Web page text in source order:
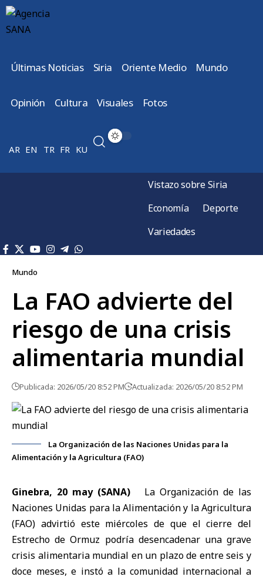
Últimas Noticias Siria Oriente Medio Mundo
Opinión Cultura Visuales Fotos
AR EN TR FR KU
Vistazo sobre Siria
Economía
Deporte
Variedades
Mundo
La FAO advierte del
riesgo de una crisis
alimentaria mundial
Publicada: 2026/05/20 8:52 PM Actualizada: 2026/05/20 8:52 PM
La Organización de las Naciones Unidas para la
Alimentación y la Agricultura (FAO)
Ginebra, 20 may (SANA) La Organización de las
Naciones Unidas para la Alimentación y la Agricultura
(FAO) advirtió este miércoles de que el cierre del
Estrecho de Ormuz podría desencadenar una grave
crisis alimentaria mundial en un plazo de entre seis y
doce meses, e instó a la comunidad internacional a